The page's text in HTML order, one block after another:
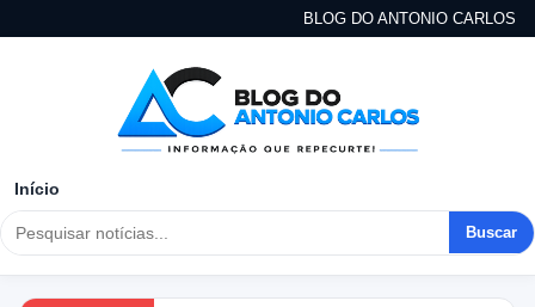
BLOG DO ANTONIO CARLOS
Início
Buscar